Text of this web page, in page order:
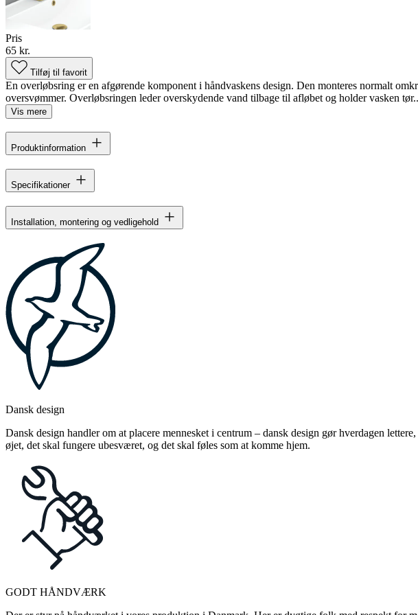
Pris
65 kr.
Tilføj til favorit
En overløbsring er en afgørende komponent i håndvaskens design. Den monteres normalt
oversvømmer. Overløbsringen leder overskydende vand tilbage til afløbet og holder vasken
Vis mere
Produktinformation
Specifikationer
Installation, montering og vedligehold
Dansk design
Dansk design handler om at placere mennesket i centrum – dansk design gør hverdagen
øjet, det skal fungere ubesværet, og det skal føles som at komme hjem.
GODT HÅNDVÆRK